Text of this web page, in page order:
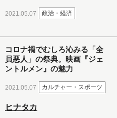
2021.05.07 政治・経済
コロナ禍でむしろ沁みる「全
員悪人」の祭典。映画『ジェ
ントルメン』の魅力
2021.05.07 カルチャー・スポーツ
ヒナタカ